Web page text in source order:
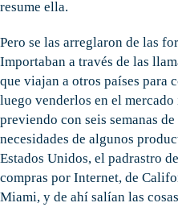
resume ella.
Pero se las arreglaron de las
Importaban a través de las
que viajan a otros países para
luego venderlos en el
previendo con seis semanas
necesidades de algunos
Estados Unidos, el padrastro
compras por Internet, de
Miami, y de ahí salían las